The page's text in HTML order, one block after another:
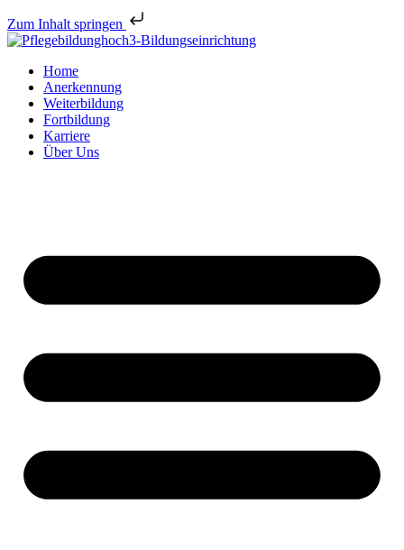
Zum Inhalt springen
Home
Anerkennung
Weiterbildung
Fortbildung
Karriere
Über Uns